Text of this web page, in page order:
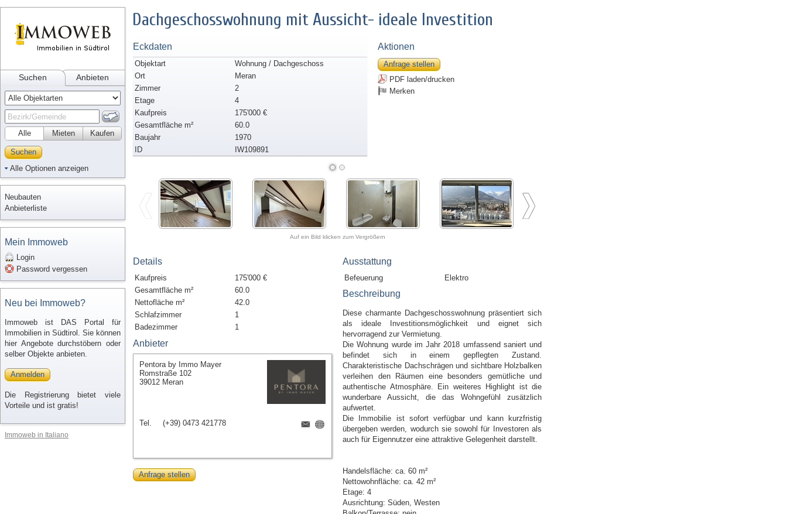
Suchen Anbieten
Alle Kaufen
Mieten
Suchen
Alle Optionen anzeigen
Neubauten
Anbieterliste
Mein Immoweb
Login
Password vergessen
Neu bei Immoweb?
Immoweb ist DAS Portal für
Immobilien in Südtirol. Sie können
hier Angebote durchstöbern oder
selber Objekte anbieten.
Anmelden
Die Registrierung bietet viele
Vorteile und ist gratis!
Immoweb in Italiano
Dachgeschosswohnung mit Aussicht- ideale Investition
Eckdaten
Objektart
Wohnung / Dachgeschoss
Ort
Meran
Zimmer
2
Etage
4
Kaufpreis
175'000 €
Gesamtfläche m²
60.0
Baujahr
1970
ID
IW109891
Aktionen
Anfrage stellen
PDF laden/drucken
Merken
Auf ein Bild klicken zum Vergrößern
Details
Kaufpreis
175'000 €
Gesamtfläche m²
60.0
Nettofläche m²
42.0
Schlafzimmer
1
Badezimmer
1
Ausstattung
Befeuerung Elektro
Beschreibung
Diese charmante Dachgeschosswohnung präsentiert sich
als ideale Investitionsmöglichkeit und eignet sich
hervorragend zur Vermietung.
Die Wohnung wurde im Jahr 2018 umfassend saniert und
befindet sich in einem gepflegten Zustand.
Charakteristische Dachschrägen und sichtbare Holzbalken
verleihen den Räumen eine besonders gemütliche und
authentische Atmosphäre. Ein weiteres Highlight ist die
wunderbare Aussicht, die das Wohngefühl zusätzlich
aufwertet.
Die Immobilie ist sofort verfügbar und kann kurzfristig
übergeben werden, wodurch sie sowohl für Investoren als
auch für Eigennutzer eine attraktive Gelegenheit darstellt.
Handelsfläche: ca. 60 m²
Nettowohnfläche: ca. 42 m²
Etage: 4
Ausrichtung: Süden, Westen
Anbieter
Pentora by Immo Mayer
Romstraße 102
39012 Meran
Tel. (+39) 0473 421778
Anfrage stellen